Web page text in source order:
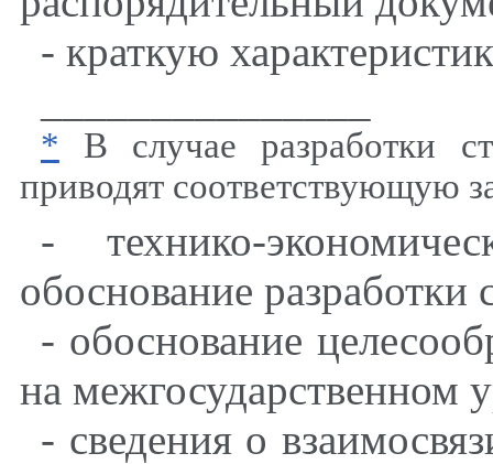
- краткую
* В случае разработки
приводят соответствующую
- технико-
обоснование разработки
- обоснование
на межгосударственном
- сведения о